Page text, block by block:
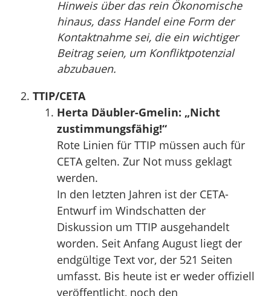
Hinweis über das rein Ökonomische
hinaus, dass Handel eine Form der
Kontaktnahme sei, die ein wichtiger
Beitrag seien, um Konfliktpotenzial
abzubauen.
TTIP/CETA
Herta Däubler-Gmelin: „Nicht
zustimmungsfähig!“
Rote Linien für TTIP müssen auch für
CETA gelten. Zur Not muss geklagt
werden.
In den letzten Jahren ist der CETA-
Entwurf im Windschatten der
Diskussion um TTIP ausgehandelt
worden. Seit Anfang August liegt der
endgültige Text vor, der 521 Seiten
umfasst. Bis heute ist er weder offiziell
veröffentlicht, noch den